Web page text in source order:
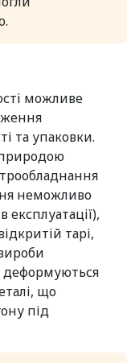
можливе
та упаковки.
неможливо
тарі,
деформуються
що
під